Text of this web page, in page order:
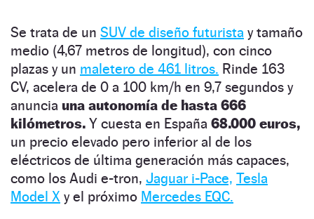
Se trata de un SUV de diseño futurista y tamaño
medio (4,67 metros de longitud), con cinco
plazas y un maletero de 461 litros. Rinde 163
CV, acelera de 0 a 100 km/h en 9,7 segundos y
anuncia una autonomía de hasta 666
kilómetros. Y cuesta en España 68.000 euros,
un precio elevado pero inferior al de los
eléctricos de última generación más capaces,
como los Audi e-tron, Jaguar i-Pace, Tesla
Model X y el próximo Mercedes EQC.